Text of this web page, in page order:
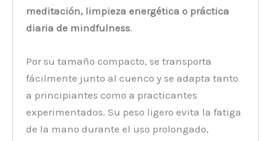
meditación, limpieza energética o práctica
diaria de mindfulness.
Por su tamaño compacto, se transporta
fácilmente junto al cuenco y se adapta tanto
a principiantes como a practicantes
experimentados. Su peso ligero evita la fatiga
de la mano durante el uso prolongado,